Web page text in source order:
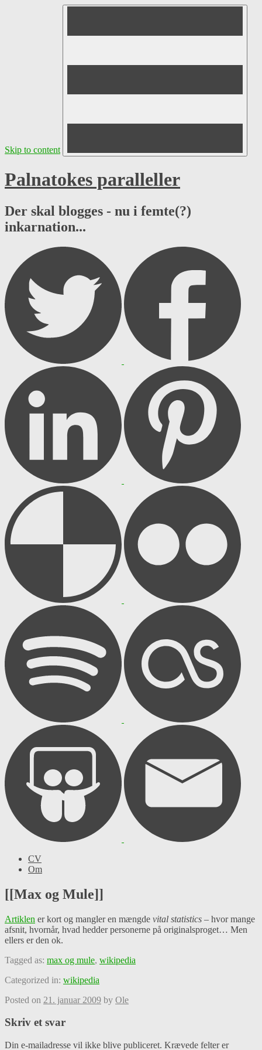
Skip to content
Palnatokes paralleller
Der skal blogges - nu i femte(?)
inkarnation...
CV
Om
[[Max og Mule]]
Artiklen er kort og mangler en mængde vital statistics – hvor mange
afsnit, hvornår, hvad hedder personerne på originalsproget… Men
ellers er den ok.
Tagged as: max og mule, wikipedia
Categorized in: wikipedia
Posted on 21. januar 2009 by Ole
Skriv et svar
Din e-mailadresse vil ikke blive publiceret. Krævede felter er